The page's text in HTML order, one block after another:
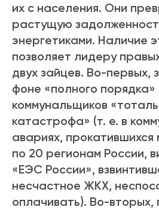
их с населения. Они
растущую
энергетиками. Наличие
позволяет лидеру
двух зайцев. Во-первых,
фоне «полного порядка»
коммунальщиков
катастрофа» (т. е. в
авариях, прокатившихся
по 20 регионам России,
«ЕЭС России»,
несчастное ЖКХ,
оплачивать). Во-вторых,